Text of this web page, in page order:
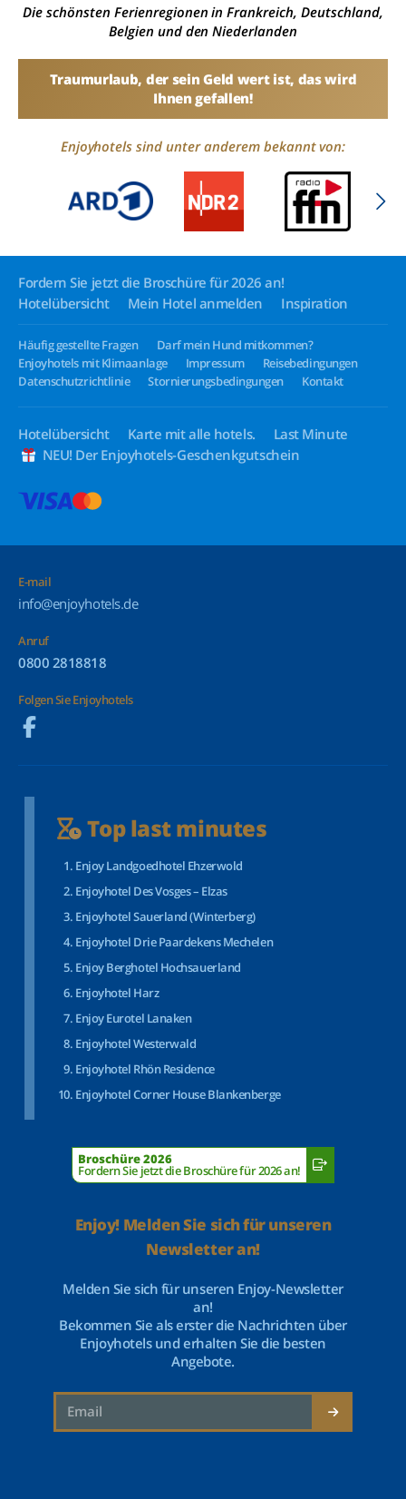
Die schönsten Ferienregionen in Frankreich, Deutschland,
Belgien und den Niederlanden
Traumurlaub, der sein Geld wert ist, das wird
Ihnen gefallen!
Enjoyhotels sind unter anderem bekannt von:
Fordern Sie jetzt die Broschüre für 2026 an!
Hotelübersicht
Mein Hotel anmelden Inspiration
Häufig gestellte Fragen
Darf mein Hund mitkommen?
Enjoyhotels mit Klimaanlage
Impressum
Reisebedingungen
Datenschutzrichtlinie
Stornierungsbedingungen Kontakt
Hotelübersicht Karte mit alle hotels.
Last Minute
NEU! Der Enjoyhotels-Geschenkgutschein
E-mail
info@enjoyhotels.de
Anruf
0800 2818818
Folgen Sie Enjoyhotels
Top last minutes
Enjoy Landgoedhotel Ehzerwold
Enjoyhotel Des Vosges – Elzas
Enjoyhotel Sauerland (Winterberg)
Enjoyhotel Drie Paardekens Mechelen
Enjoy Berghotel Hochsauerland
Enjoyhotel Harz
Enjoy Eurotel Lanaken
Enjoyhotel Westerwald
Enjoyhotel Rhön Residence
Enjoyhotel Corner House Blankenberge
Broschüre 2026
Fordern Sie jetzt die Broschüre für 2026 an!
Enjoy! Melden Sie sich für unseren
Newsletter an!
Melden Sie sich für unseren Enjoy-Newsletter
an!
Bekommen Sie als erster die Nachrichten über
Enjoyhotels und erhalten Sie die besten
Angebote.